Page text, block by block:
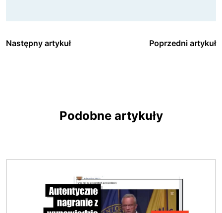
Następny artykuł Poprzedni artykuł
Podobne artykuły